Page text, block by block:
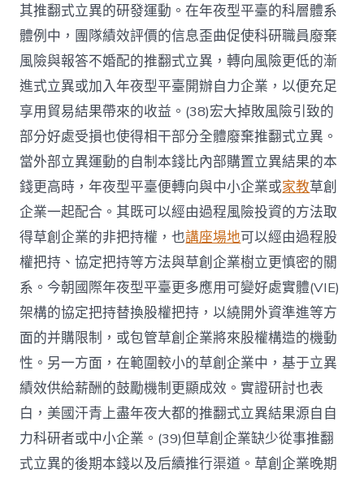
其推翻式立異的研發運動。在年夜型平臺的科層體系
體例中，團隊績效評價的信息歪曲促使科研職員廢棄
風險與報答不婚配的推翻式立異，轉向風險更低的漸
進式立異或加入年夜型平臺開辦自力企業，以便充足
享用貿易結果帶來的收益。(38)宏大掉敗風險引致的
部分好處受損也使得相干部分全體廢棄推翻式立異。
當外部立異運動的自制本錢比內部購置立異結果的本
錢更高時，年夜型平臺便轉向與中小企業或家教草創
企業一起配合。其既可以經由過程風險投資的方法取
得草創企業的非把持權，也講座場地可以經由過程股
權把持、協定把持等方法與草創企業樹立更慎密的關
系。今朝國際年夜型平臺更多應用可變好處實體(VIE)
架構的協定把持替換股權把持，以繞開外資準進等方
面的并購限制，或包管草創企業將來股權構造的機動
性。另一方面，在範圍較小的草創企業中，基于立異
績效供給薪酬的鼓勵機制更顯成效。實證研討也表
白，美國汗青上盡年夜大都的推翻式立異結果源自自
力科研者或中小企業。(39)但草創企業缺少從事推翻
式立異的後期本錢以及后續推行渠道。草創企業晚期